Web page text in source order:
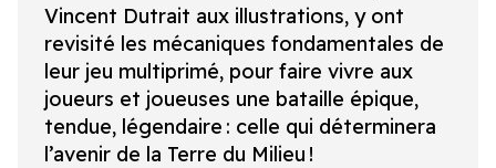
Vincent Dutrait aux illustrations, y ont
revisité les mécaniques fondamentales de
leur jeu multiprimé, pour faire vivre aux
joueurs et joueuses une bataille épique,
tendue, légendaire : celle qui déterminera
l’avenir de la Terre du Milieu !